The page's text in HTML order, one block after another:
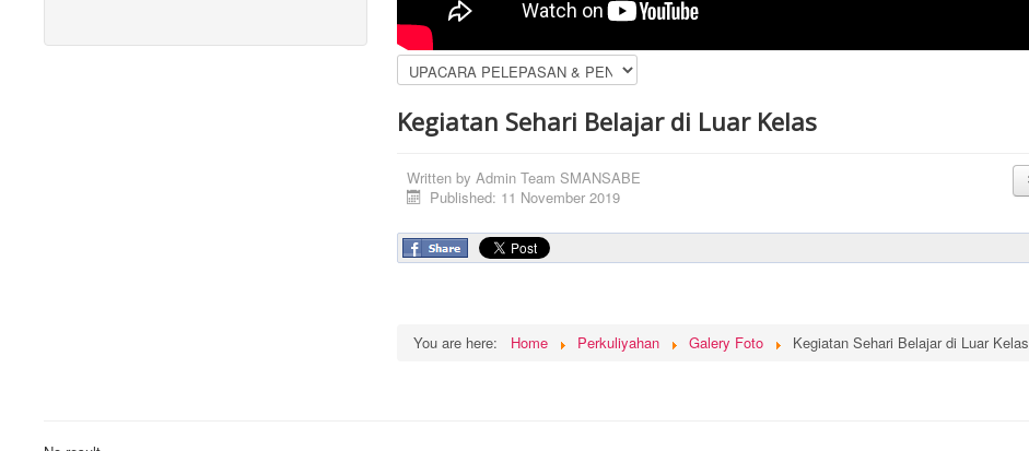
Kegiatan Sehari Belajar di Luar Kelas
Written by Admin Team SMANSABE
Published: 11 November 2019
You are here: Home Perkuliyahan Galery Foto Kegiatan Sehari Belajar di Luar Kelas